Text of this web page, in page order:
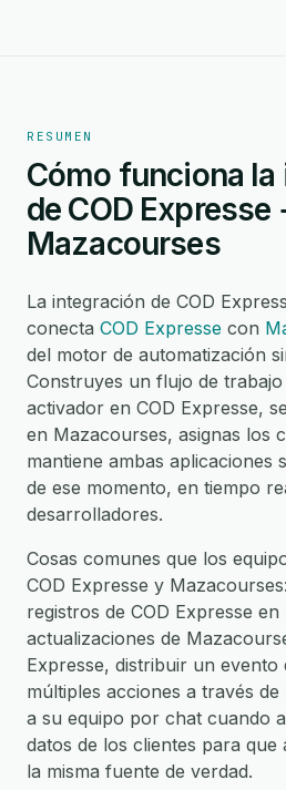
RESUMEN
Cómo funciona
de COD Expresse
Mazacourses
La integración de COD
conecta COD Expresse con
del motor de automatización
Construyes un flujo de
activador en COD Expresse,
en Mazacourses, asignas los
mantiene ambas aplicaciones
de ese momento, en tiempo
desarrolladores.
Cosas comunes que los
COD Expresse y
registros de COD Expresse
actualizaciones de
Expresse, distribuir un evento
múltiples acciones a través
a su equipo por chat cuando
datos de los clientes para que
la misma fuente de verdad.